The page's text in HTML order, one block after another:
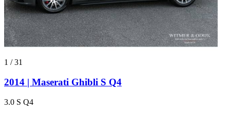
1 /31
2014 | Maserati Ghibli S Q4
3.0 S Q4